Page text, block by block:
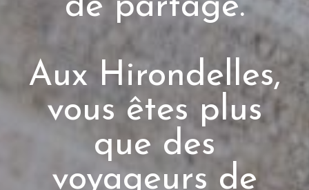
de partage.
Aux Hirondelles,
vous êtes plus
que des
voyageurs de